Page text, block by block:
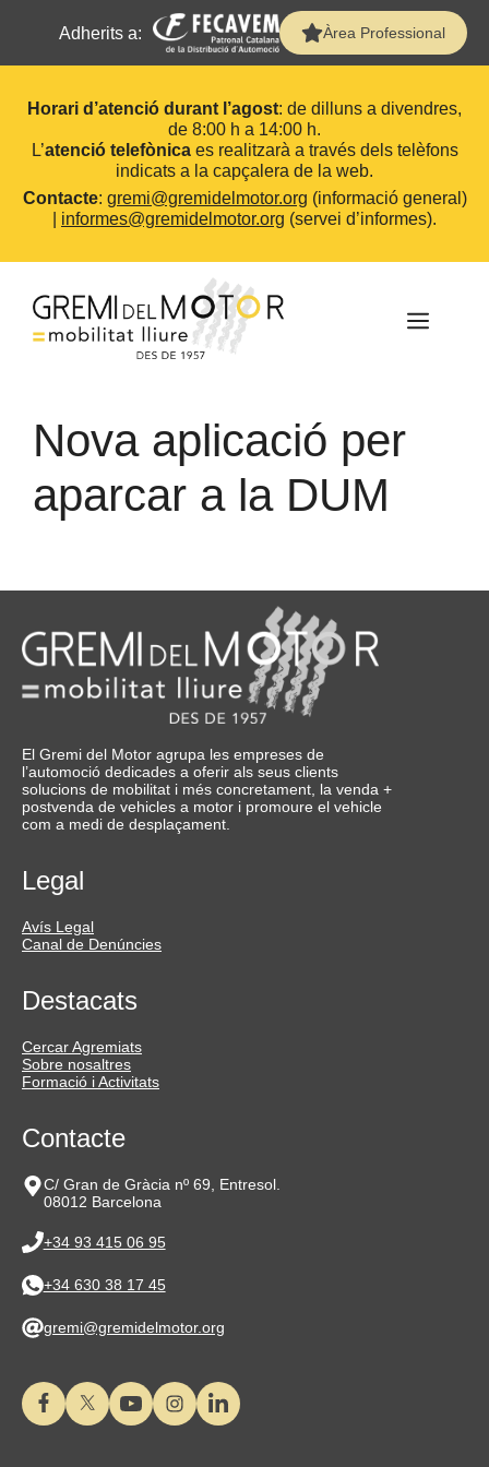
Adherits a: Àrea Professional
Horari d’atenció durant l’agost: de dilluns a divendres,
de 8:00 h a 14:00 h.
L’atenció telefònicaes realitzarà a través dels telèfons
indicats a la capçalera de la web.
Contacte: gremi@gremidelmotor.org (informació general)
informes@gremidelmotor.org (servei d’informes).
contingut
Nova aplicació per
aparcar a la DUM
El Gremi del Motor agrupa les empreses de
l’automoció dedicades a oferir als seus clients
solucions de mobilitat i més concretament, la venda +
postvenda de vehicles a motor i promoure el vehicle
com a medi de desplaçament.
Legal
Avís Legal
Canal de Denúncies
Destacats
Cercar Agremiats
Sobre nosaltres
Formació i Activitats
Contacte
C/ Gran de Gràcia nº 69, Entresol.
08012 Barcelona
+34 93 415 06 95
+34 630 38 17 45
gremi@gremidelmotor.org